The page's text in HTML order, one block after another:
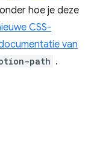
hoe je deze
CSS-
van
path .